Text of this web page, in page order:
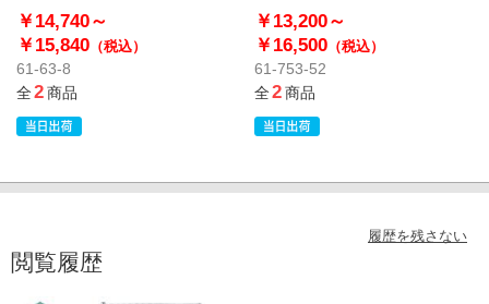
90cm〔ストエキオリジナ
ル〕
￥14,740～
￥15,840 （税込）
61-63-8
全2商品
アジャスタータイプ 〔スト
エキオリジナル〕
￥13,200～
￥16,500（税込）
61-753-52
全2商品
履歴を残さない
閲覧履歴